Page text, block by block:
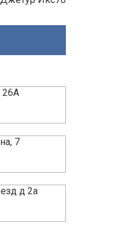
26А
7
д 2а